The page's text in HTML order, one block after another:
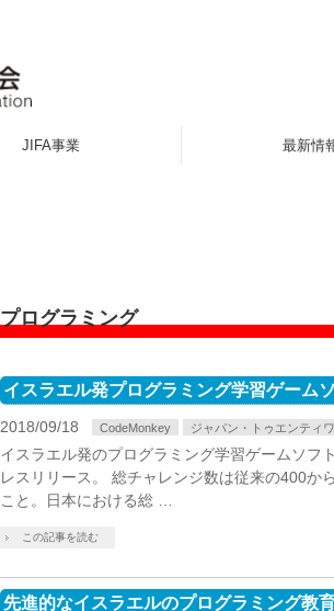
JIFA事業 最新情
プログラミング
イスラエル発プログラミング学習ゲーム
2018/09/18 CodeMonkey ジャパン・トゥエンティ
イスラエル発のプログラミング学習ゲームソフ
レスリリース。 総チャレンジ数は従来の400か
こと。日本における総 …
この記事を読む
先進的なイスラエルのプログラミング教